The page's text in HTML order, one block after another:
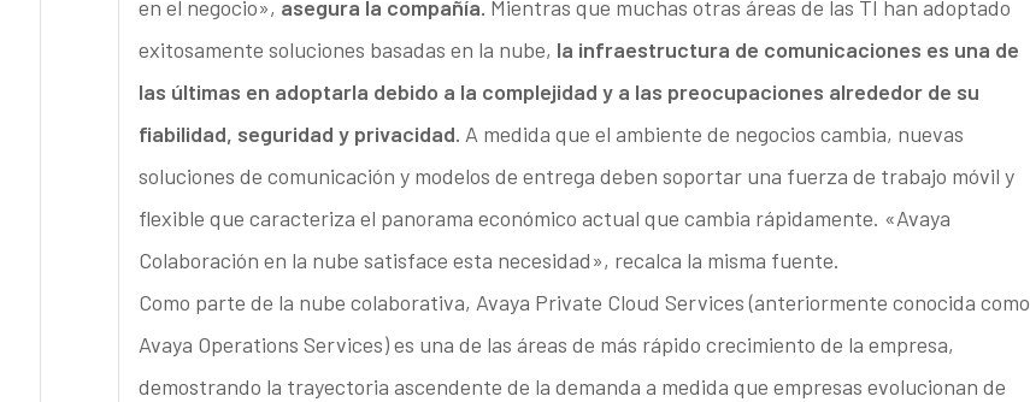
en el negocio», asegura la compañía. Mientras que muchas otras áreas de las TI han adoptado
exitosamente soluciones basadas en la nube, la infraestructura de comunicaciones es una de
las últimas en adoptarla debido a la complejidad y a las preocupaciones alrededor de su
fiabilidad, seguridad y privacidad. A medida que el ambiente de negocios cambia, nuevas
soluciones de comunicación y modelos de entrega deben soportar una fuerza de trabajo móvil y
flexible que caracteriza el panorama económico actual que cambia rápidamente. «Avaya
Colaboración en la nube satisface esta necesidad», recalca la misma fuente.
Como parte de la nube colaborativa, Avaya Private Cloud Services (anteriormente conocida como
Avaya Operations Services) es una de las áreas de más rápido crecimiento de la empresa,
demostrando la trayectoria ascendente de la demanda a medida que empresas evolucionan de